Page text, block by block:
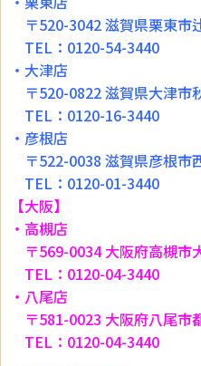
〒520-3042 滋賀県栗東市
TEL：0120-54-3440
・大津店
〒520-0822 滋賀県大津市
TEL：0120-16-3440
・彦根店
〒522-0038 滋賀県彦根市
TEL：0120-01-3440
【大阪】
・高槻店
〒569-0034 大阪府高槻市
TEL：0120-04-3440
・八尾店
〒581-0023 大阪府八尾市
TEL：0120-04-3440